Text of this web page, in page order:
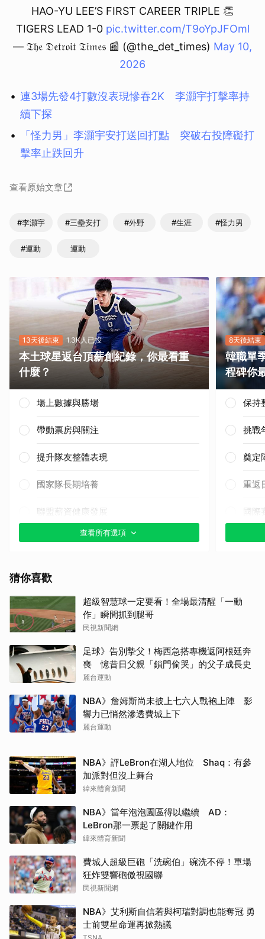
HAO-YU LEE’S FIRST CAREER TRIPLE 👏
TIGERS LEAD 1-0 pic.twitter.com/T9oYpJFOml
— 𝔗𝔥𝔢 𝔇𝔢𝔱𝔯𝔬𝔦𝔱 𝔗𝔦𝔪𝔢𝔰 📰 (@the_det_times) May 10,
2026
連3場先發4打數沒表現慘吞2K 李灝宇打擊率持
續下探
「怪力男」李灝宇安打送回打點 突破右投障礙打
擊率止跌回升
查看原始文章
#李灝宇 #三壘安打 #外野 #生涯 #怪力男
#運動 運動
13天後結束 1.3K人已投
本土球星返台頂薪創紀錄，你最看重
什麼？
場上數據與勝場
帶動票房與關注
提升隊友整體表現
國家隊長期培養
聯盟薪資健康發展
其他（歡迎貼文分享）
查看所有選項
8天後結束
韓職單
程碑你
保持
挑戰
奠定
重返
國際
猜你喜歡
超級智慧球一定要看！全場最清醒「一動
作」瞬間抓到腿哥
民視新聞網
足球》告別摯父！梅西急搭專機返阿根廷奔
喪 憶昔日父親「鎖門偷哭」的父子成長史
麗台運動
NBA》詹姆斯尚未披上七六人戰袍上陣 影
響力已悄然滲透費城上下
麗台運動
NBA》評LeBron在湖人地位 Shaq：有參
加派對但沒上舞台
緯來體育新聞
NBA》當年泡泡園區得以繼續 AD：
LeBron那一票起了關鍵作用
緯來體育新聞
費城人超級巨砲「洗碗伯」碗洗不停！單場
狂炸雙響砲傲視國聯
民視新聞網
NBA》艾利斯自信若與柯瑞對調也能奪冠 勇
士前雙星命運再掀熱議